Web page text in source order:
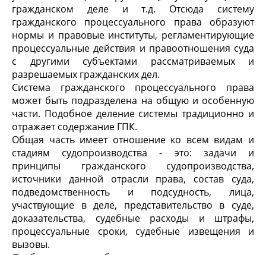
гражданском деле и т.д. Отсюда систему
гражданского процессуального права образуют
нормы и правовые институты, регламентирующие
процессуальные действия и правоотношения суда
с другими субъектами рассматриваемых и
разрешаемых гражданских дел.
Система гражданского процессуального права
может быть подразделена на общую и особенную
части. Подобное деление системы традиционно и
отражает содержание ГПК.
Общая часть имеет отношение ко всем видам и
стадиям судопроизводства - это: задачи и
принципы гражданского судопроизводства,
источники данной отрасли права, состав суда,
подведомственность и подсудность, лица,
участвующие в деле, представительство в суде,
доказательства, судебные расходы и штрафы,
процессуальные сроки, судебные извещения и
вызовы.